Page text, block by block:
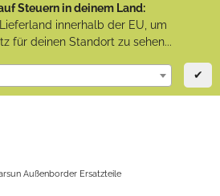
Steuern in deinem Land:
innerhalb der EU, um
für deinen Standort zu sehen...
✔
Außenborder Ersatzteile